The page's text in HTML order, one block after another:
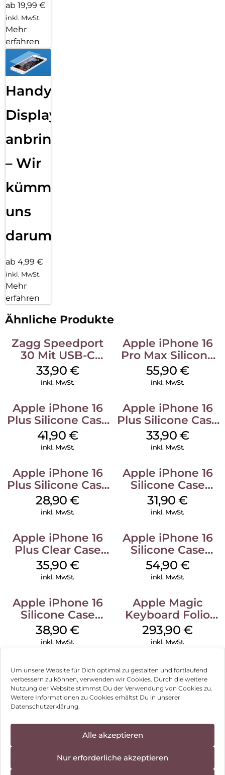
Um unsere Website für Dich optimal zu gestalten und fortlaufend
verbessern zu können, verwenden wir Cookies. Durch die weitere
Nutzung der Website stimmst Du der Verwendung von Cookies zu.
Weitere Informationen zu Cookies erhältst Du in unserer
Datenschutzerklärung.
Alle akzeptieren
Nur erforderliche akzeptieren
ab 19,99 €
inkl. MwSt.
Mehr
erfahren
Handy
Displayfolie
anbringen
– Wir
kümmern
uns
darum!
ab 4,99 €
inkl. MwSt.
Mehr
erfahren
Ähnliche Produkte
Zagg Speedport
30 Mit USB-C
Kabel Weiß
33,90 €
inkl. MwSt.
Apple iPhone 16
Pro Max Silicone
Case MagSafe
Stone Gray
55,90 €
inkl. MwSt.
Apple iPhone 16
Plus Silicone Case
MagSafe Stone
Gray
41,90 €
inkl. MwSt.
Apple iPhone 16
Plus Silicone Case
MagSafe Lake
Green
33,90 €
inkl. MwSt.
Apple iPhone 16
Plus Silicone Case
MagSafe Black
28,90€
inkl. MwSt.
Apple iPhone 16
Silicone Case
MagSafe Fuchsia
31,90€
inkl. MwSt.
Apple iPhone 16
Plus Clear Case
MagSafe
Transparent
35,90 €
inkl. MwSt.
Apple iPhone 16
Silicone Case
MagSafe Lake
Green
54,90 €
inkl. MwSt.
Apple iPhone 16
Silicone Case
MagSafe
Ultramarine
38,90€
inkl. MwSt.
Apple Magic
Keyboard Folio
iPad 10.9″ (10.Gen.)
Weiß
293,90€
inkl. MwSt.
Impressum
Hinweis zur Batterieentsorgung